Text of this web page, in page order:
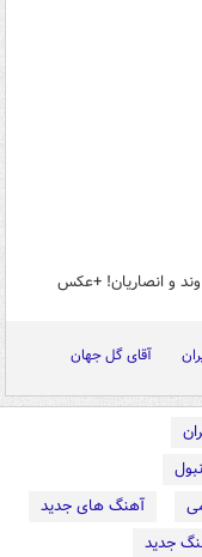
و انصاریان! +عکس
آقای گل جهان
آهنگ های جدید
جدید